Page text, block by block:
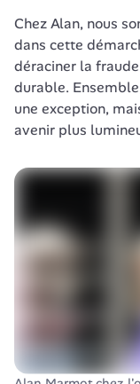
Chez Alan, nous
dans cette
déraciner la
durable.
une exception,
avenir plus